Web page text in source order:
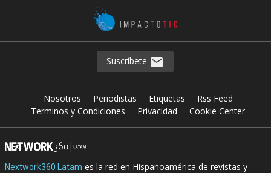
Suscríbete
Nosotros Periodistas Etiquetas
Rss Feed
Terminos y Condiciones
Privacidad Cookie Center
Nextwork360 Latam es la red en Hispanoamérica de revistas y